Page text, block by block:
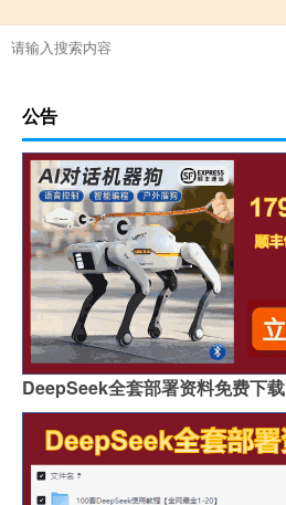
公告
DeepSeek全套部署资料免费下载